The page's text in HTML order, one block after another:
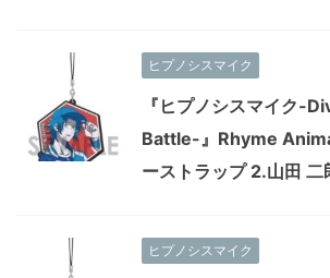
ヒプノシスマイク
『ヒプノシスマイク-
Battle-』Rhyme
ーストラップ 2.山田 二
ヒプノシスマイク